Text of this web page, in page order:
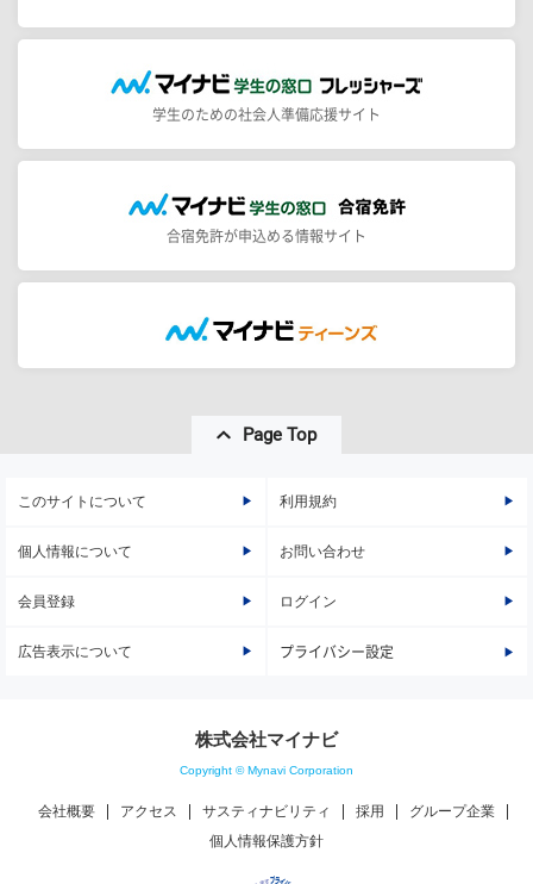
学生のための社会人準備応援サイト
合宿免許が申込める情報サイト
Page Top
このサイトについて 利用規約
個人情報について お問い合わせ
会員登録 ログイン
広告表示について プライバシー設定
株式会社マイナビ
Copyright © Mynavi Corporation
会社概要 アクセス サスティナビリティ 採用
グループ企業
個人情報保護方針